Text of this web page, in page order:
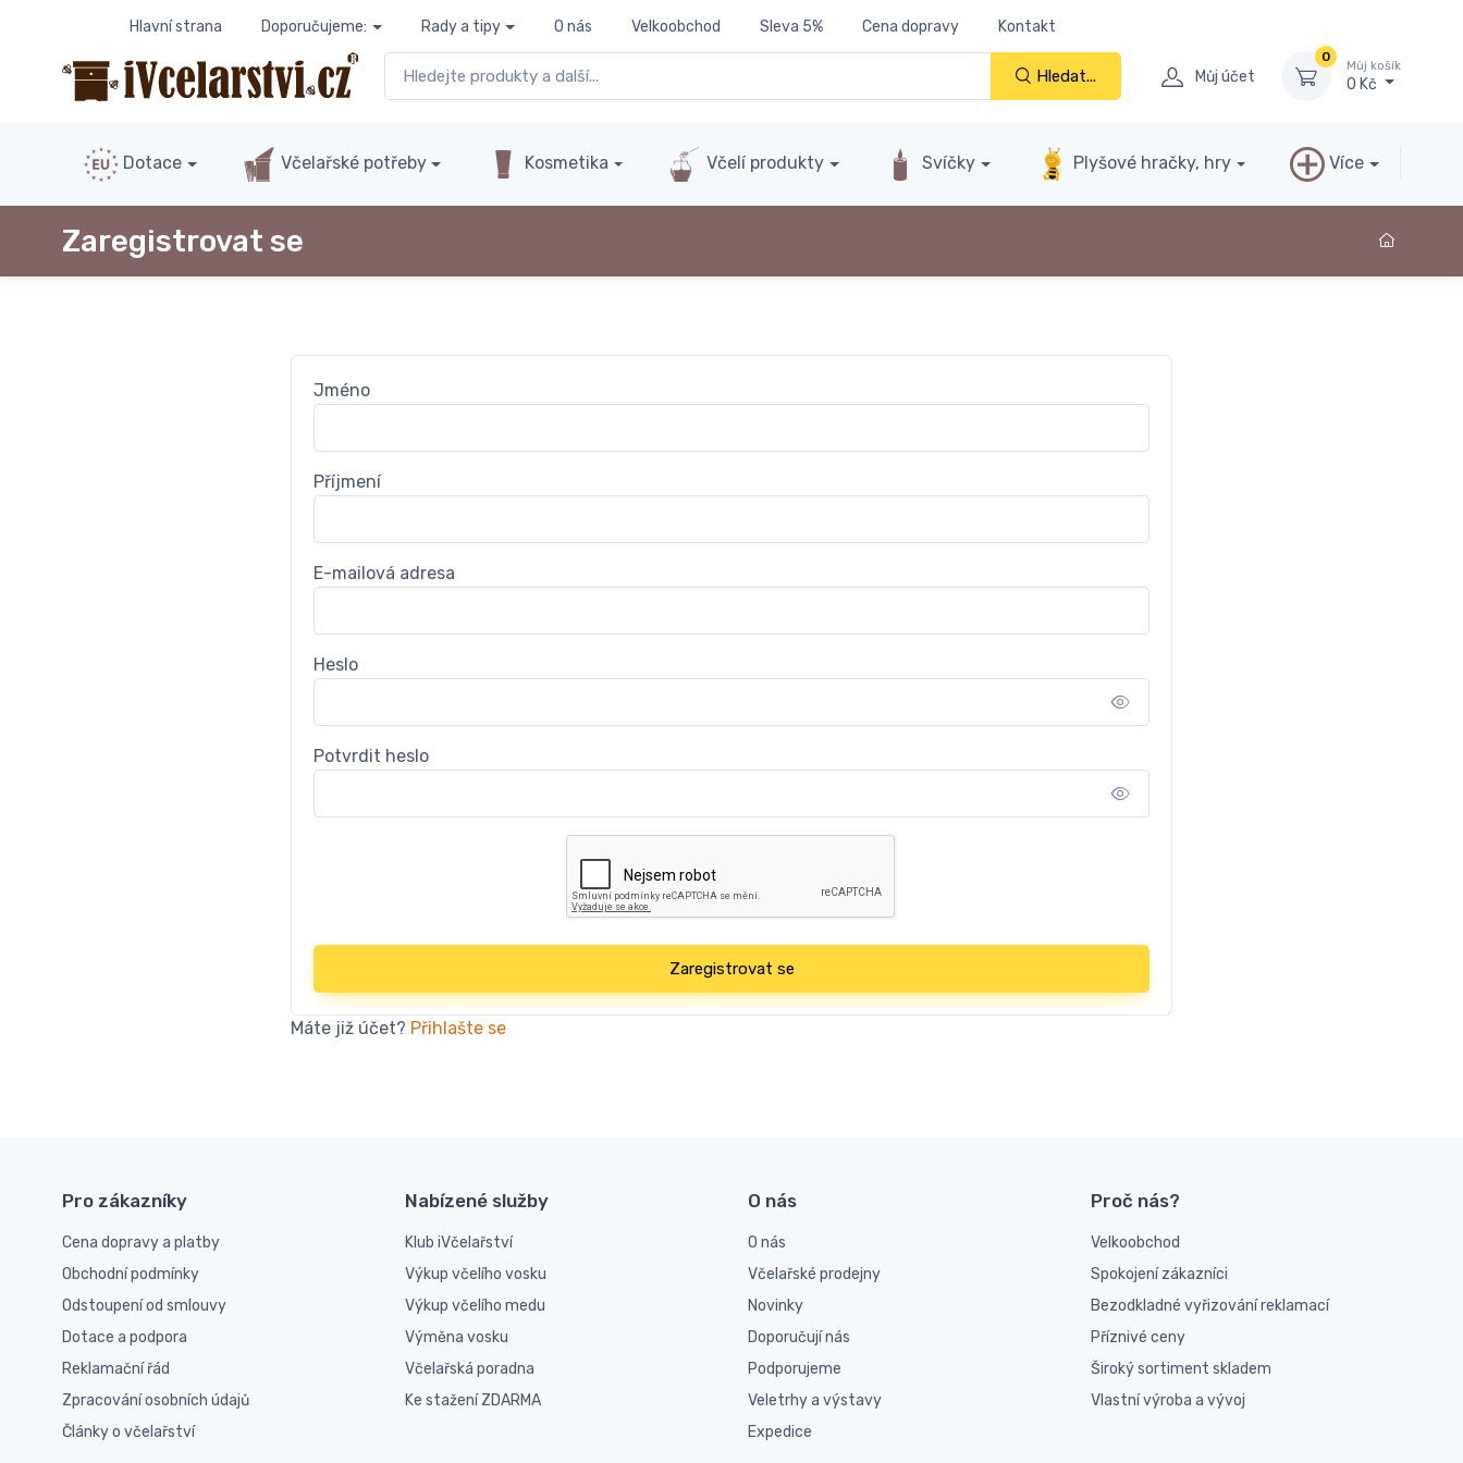
Hlavní strana Doporučujeme: Rady a tipy O nás Velkoobchod Sleva 5% Cena dopravy Kontakt
Hledat... Můj účet
0
Můj košík
0 Kč
Dotace Včelařské potřeby Kosmetika Včelí produkty Svíčky Plyšové hračky, hry Více
Zaregistrovat se
Jméno
Příjmení
E-mailová adresa
Heslo
Potvrdit heslo
Zaregistrovat se
Máte již účet? Přihlašte se
Pro zákazníky
Cena dopravy a platby
Obchodní podmínky
Odstoupení od smlouvy
Dotace a podpora
Reklamační řád
Zpracování osobních údajů
Články o včelařství
Nabízené služby
Klub iVčelařství
Výkup včelího vosku
Výkup včelího medu
Výměna vosku
Včelařská poradna
Ke stažení ZDARMA
O nás
O nás
Včelařské prodejny
Novinky
Doporučují nás
Podporujeme
Veletrhy a výstavy
Expedice
Proč nás?
Velkoobchod
Spokojení zákazníci
Bezodkladné vyřizování reklamací
Příznivé ceny
Široký sortiment skladem
Vlastní výroba a vývoj